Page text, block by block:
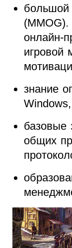
большой
онлайн-
игровой
знание
базовые
общих